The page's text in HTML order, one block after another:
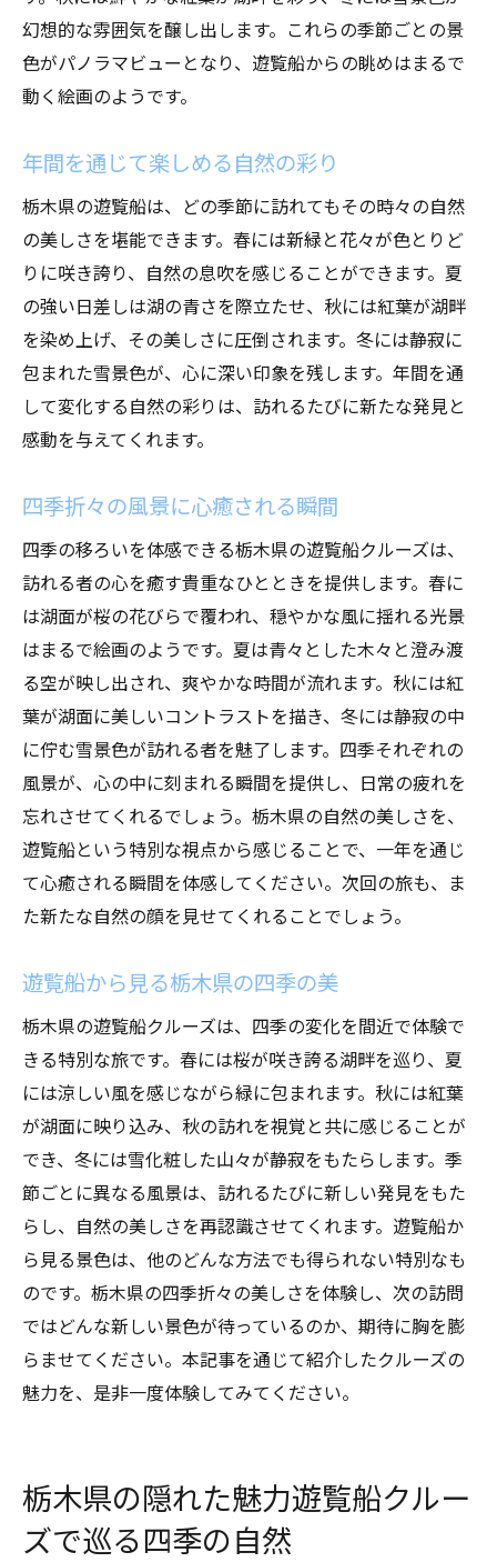
幻想的な雰囲気を醸し出します。これらの季節ごとの景
色がパノラマビューとなり、遊覧船からの眺めはまるで
動く絵画のようです。
年間を通じて楽しめる自然の彩り
栃木県の遊覧船は、どの季節に訪れてもその時々の自然
の美しさを堪能できます。春には新緑と花々が色とりど
りに咲き誇り、自然の息吹を感じることができます。夏
の強い日差しは湖の青さを際立たせ、秋には紅葉が湖畔
を染め上げ、その美しさに圧倒されます。冬には静寂に
包まれた雪景色が、心に深い印象を残します。年間を通
して変化する自然の彩りは、訪れるたびに新たな発見と
感動を与えてくれます。
四季折々の風景に心癒される瞬間
四季の移ろいを体感できる栃木県の遊覧船クルーズは、
訪れる者の心を癒す貴重なひとときを提供します。春に
は湖面が桜の花びらで覆われ、穏やかな風に揺れる光景
はまるで絵画のようです。夏は青々とした木々と澄み渡
る空が映し出され、爽やかな時間が流れます。秋には紅
葉が湖面に美しいコントラストを描き、冬には静寂の中
に佇む雪景色が訪れる者を魅了します。四季それぞれの
風景が、心の中に刻まれる瞬間を提供し、日常の疲れを
忘れさせてくれるでしょう。栃木県の自然の美しさを、
遊覧船という特別な視点から感じることで、一年を通じ
て心癒される瞬間を体感してください。次回の旅も、ま
た新たな自然の顔を見せてくれることでしょう。
遊覧船から見る栃木県の四季の美
栃木県の遊覧船クルーズは、四季の変化を間近で体験で
きる特別な旅です。春には桜が咲き誇る湖畔を巡り、夏
には涼しい風を感じながら緑に包まれます。秋には紅葉
が湖面に映り込み、秋の訪れを視覚と共に感じることが
でき、冬には雪化粧した山々が静寂をもたらします。季
節ごとに異なる風景は、訪れるたびに新しい発見をもた
らし、自然の美しさを再認識させてくれます。遊覧船か
ら見る景色は、他のどんな方法でも得られない特別なも
のです。栃木県の四季折々の美しさを体験し、次の訪問
ではどんな新しい景色が待っているのか、期待に胸を膨
らませてください。本記事を通じて紹介したクルーズの
魅力を、是非一度体験してみてください。
栃木県の隠れた魅力遊覧船クルー
ズで巡る四季の自然